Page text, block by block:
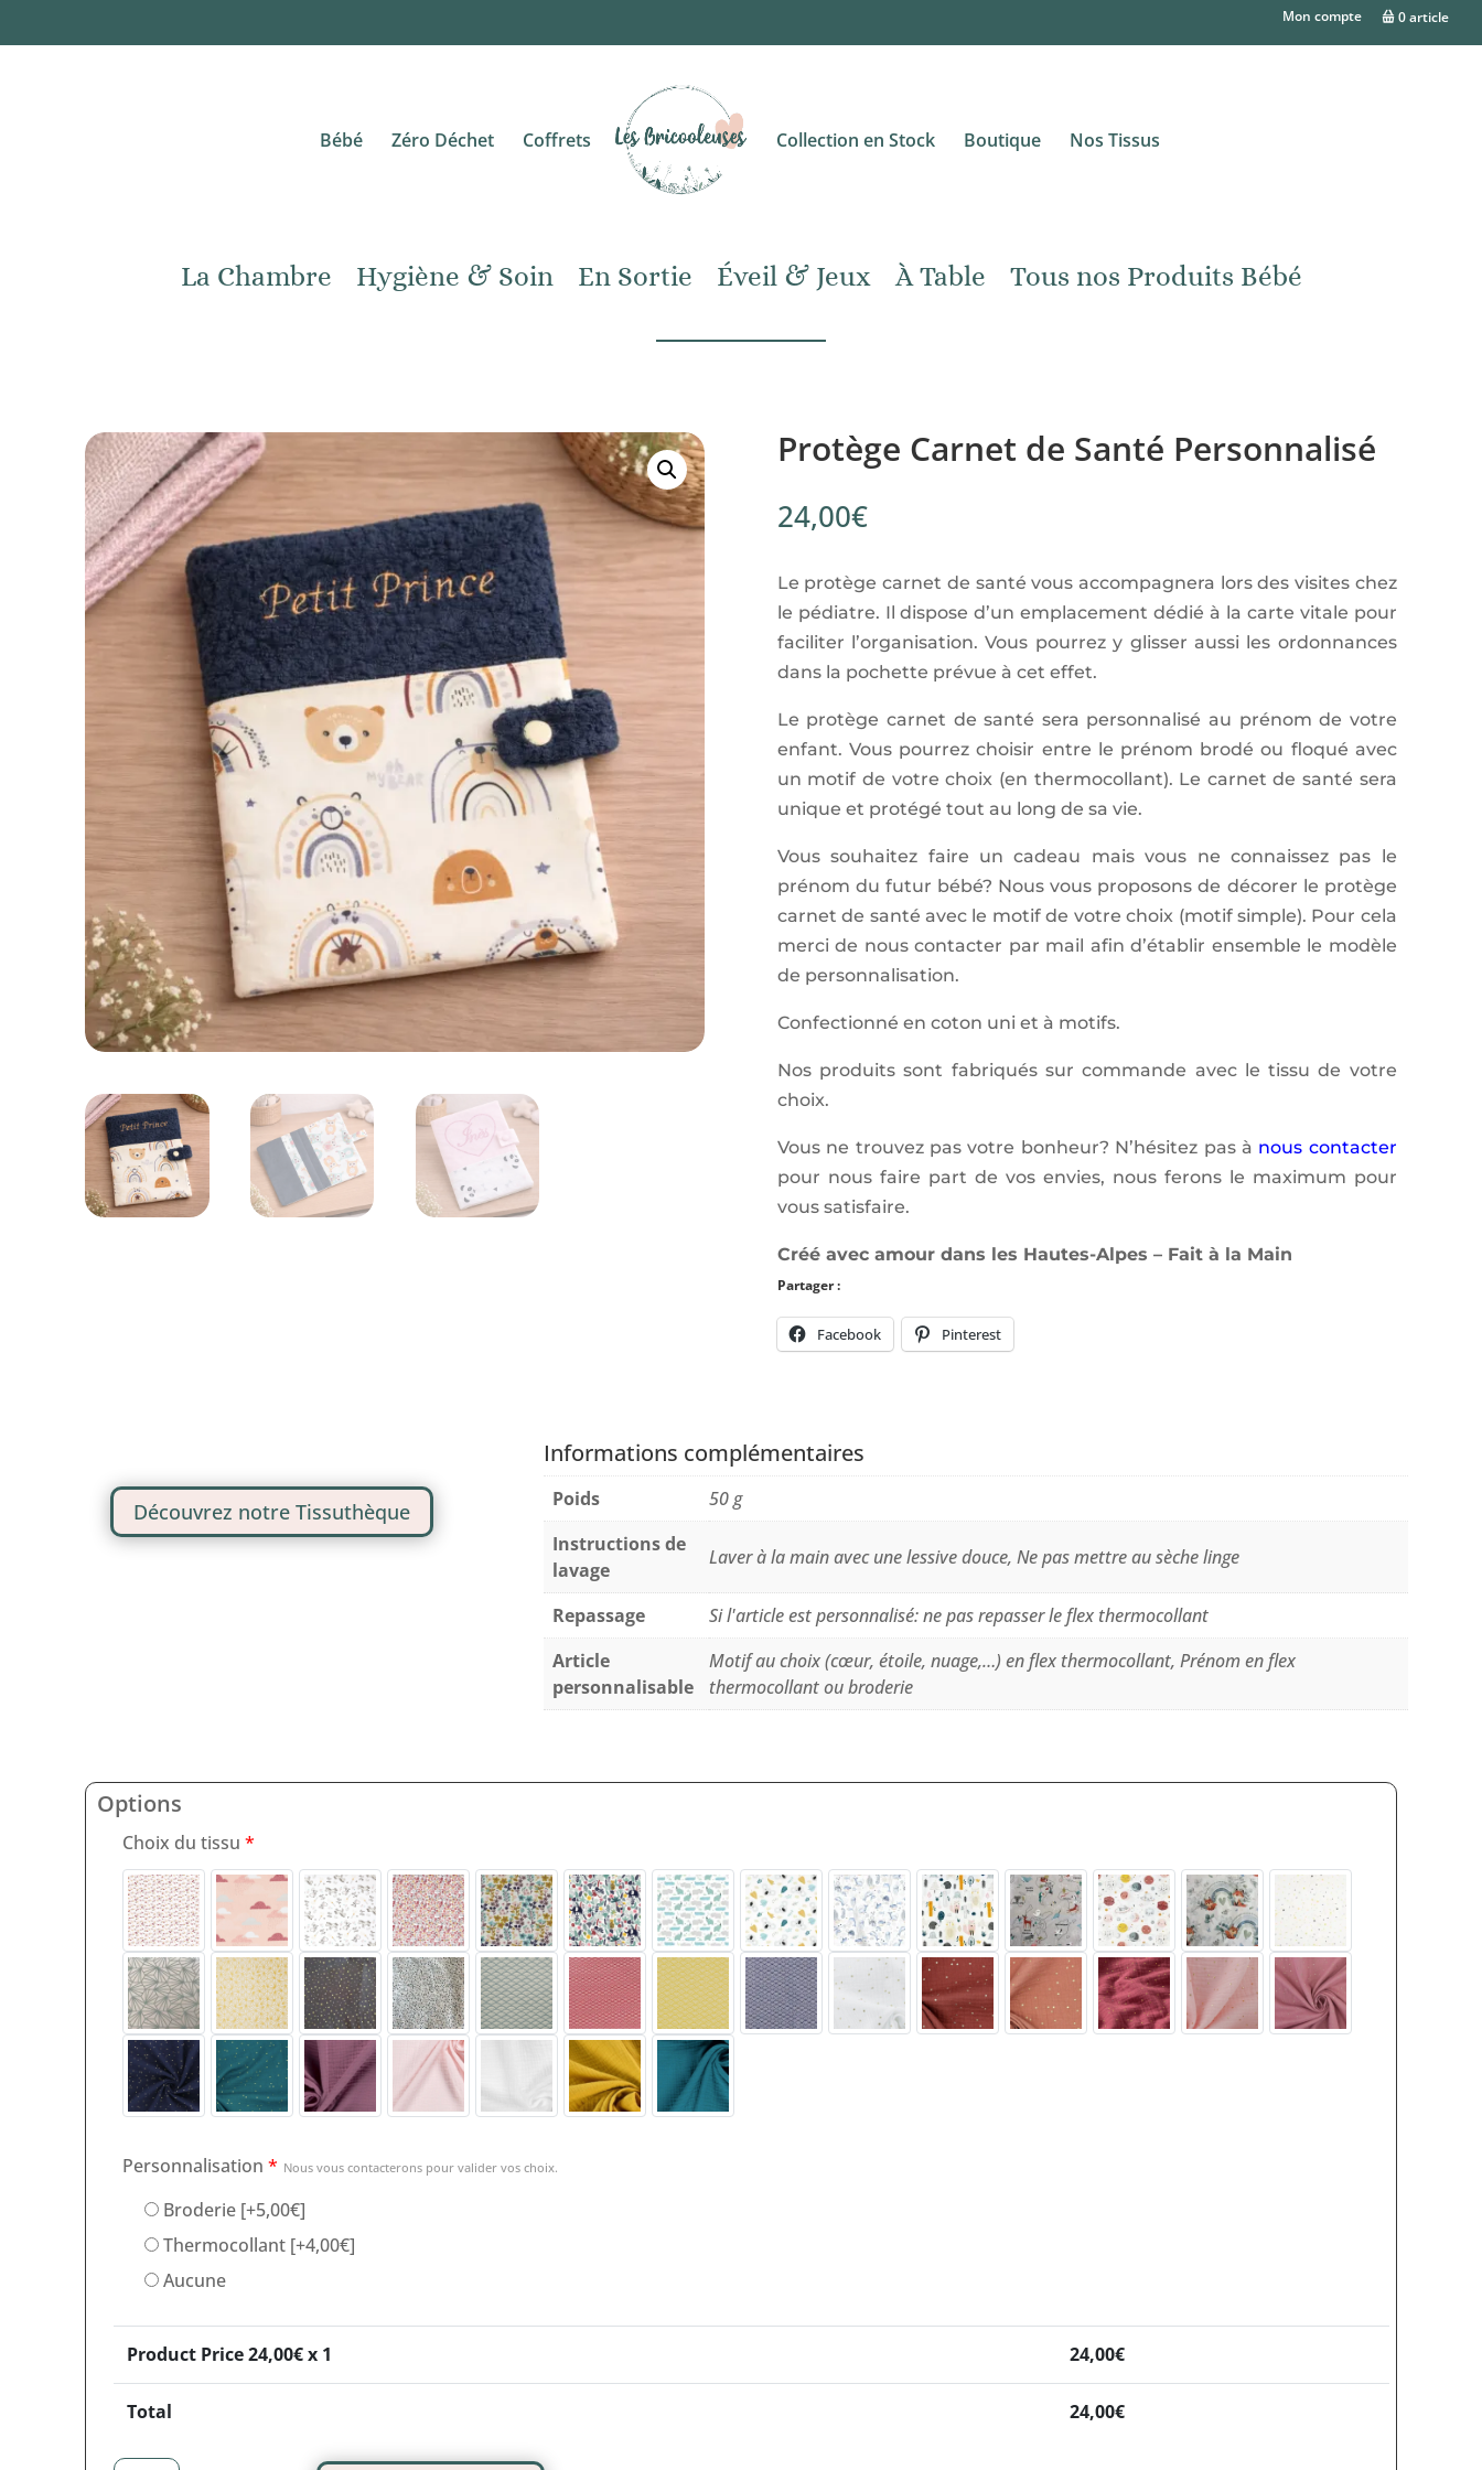
Mon compte 0 article
Bébé Zéro Déchet Coffrets Collection en Stock Boutique Nos Tissus
La Chambre Hygiène & Soin En Sortie Éveil & Jeux À Table Tous nos Produits Bébé
Protège Carnet de Santé Personnalisé
24,00€
Le protège carnet de santé vous accompagnera lors des visites chez
le pédiatre. Il dispose d’un emplacement dédié à la carte vitale pour
faciliter l’organisation. Vous pourrez y glisser aussi les ordonnances
dans la pochette prévue à cet effet.
Le protège carnet de santé sera personnalisé au prénom de votre
enfant. Vous pourrez choisir entre le prénom brodé ou floqué avec
un motif de votre choix (en thermocollant). Le carnet de santé sera
unique et protégé tout au long de sa vie.
Vous souhaitez faire un cadeau mais vous ne connaissez pas le
prénom du futur bébé? Nous vous proposons de décorer le protège
carnet de santé avec le motif de votre choix (motif simple). Pour cela
merci de nous contacter par mail afin d’établir ensemble le modèle
de personnalisation.
Confectionné en coton uni et à motifs.
Nos produits sont fabriqués sur commande avec le tissu de votre
choix.
Vous ne trouvez pas votre bonheur? N’hésitez pas à nous contacter
pour nous faire part de vos envies, nous ferons le maximum pour
vous satisfaire.
Créé avec amour dans les Hautes-Alpes – Fait à la Main
Partager :
Facebook Pinterest
Découvrez notre Tissuthèque
Informations complémentaires
Poids
50 g
Instructions de
lavage
Laver à la main avec une lessive douce, Ne pas mettre au sèche linge
Repassage
Si l'article est personnalisé: ne pas repasser le flex thermocollant
Article
personnalisable
Motif au choix (cœur, étoile, nuage,…) en flex thermocollant, Prénom en flex
thermocollant ou broderie
Options
Choix du tissu *
Personnalisation * Nous vous contacterons pour valider vos choix.
Broderie [+5,00€]
Thermocollant [+4,00€]
Aucune
Product Price24,00€ x 1 24,00€
Total 24,00€